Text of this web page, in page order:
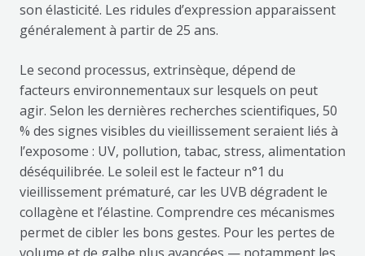
son élasticité. Les ridules d’expression apparaissent
généralement à partir de 25 ans.
Le second processus, extrinsèque, dépend de
facteurs environnementaux sur lesquels on peut
agir. Selon les dernières recherches scientifiques, 50
% des signes visibles du vieillissement seraient liés à
l’exposome : UV, pollution, tabac, stress, alimentation
déséquilibrée. Le soleil est le facteur n°1 du
vieillissement prématuré, car les UVB dégradent le
collagène et l’élastine. Comprendre ces mécanismes
permet de cibler les bons gestes. Pour les pertes de